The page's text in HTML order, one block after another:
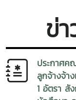
research,
development
enterprises, and
Such
significantly to
international
freshwater
เมื่อวันที่ 24 กรกฎา
approaches to
Mekong” ซึ่งสะท้อ
วิจัย ชุมชน และหน่วย
บริหารจัดการทรัพย
เป็นข้าราชการและ
และยึดมั่นในการทำป
พิธีในครั้งนี้นับเป็น
บริหารและบุคลากรค
ที่พร้อมใจร่วมเทิดทูน
มหากรุณาธิคุณของพ
27 July 2026, the
Aquatic
ข่
ประกาศค
ลูกจ้างจ้า
1 อัตรา สั